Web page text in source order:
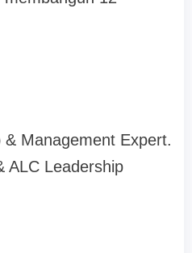
Management Expert.
ALC Leadership